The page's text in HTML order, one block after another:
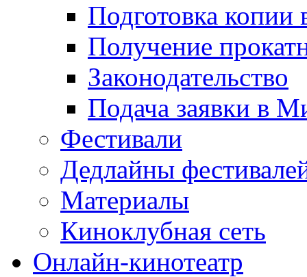
Подготовка копии
Получение
Законодательство
Подача заявки в
Фестивали
Дедлайны
Материалы
Киноклубная сеть
Онлайн-кинотеатр